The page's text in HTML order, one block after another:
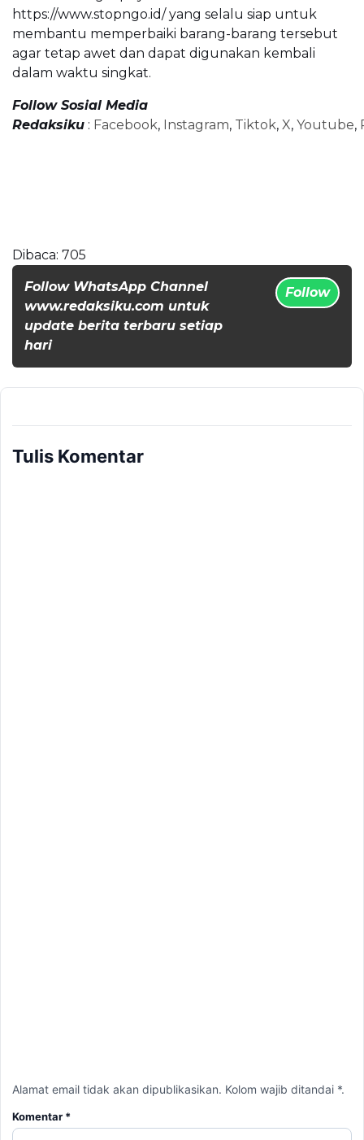
https://www.stopngo.id/ yang selalu siap untuk
membantu memperbaiki barang-barang tersebut
agar tetap awet dan dapat digunakan kembali
dalam waktu singkat.
Follow Sosial Media
Redaksiku : Facebook, Instagram, Tiktok, X, Youtube,
Dibaca: 705
Follow WhatsApp Channel
www.redaksiku.com untuk
update berita terbaru setiap
hari
Follow
Tulis Komentar